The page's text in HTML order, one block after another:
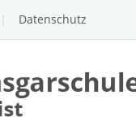
Datenschutz